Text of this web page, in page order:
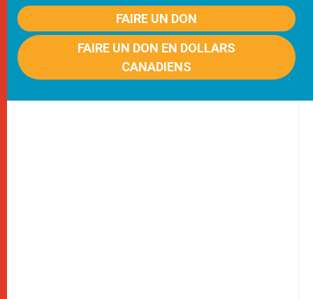
FAIRE UN DON
FAIRE UN DON EN DOLLARS
CANADIENS